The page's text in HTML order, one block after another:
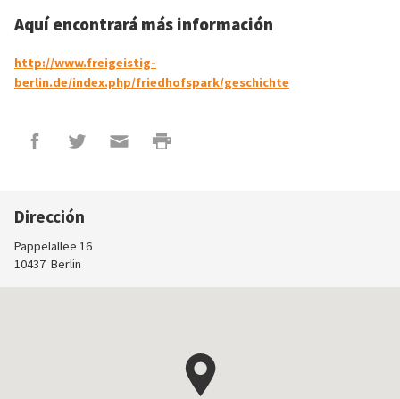
Aquí encontrará más información
http://www.freigeistig-
berlin.de/index.php/friedhofspark/geschichte
Dirección
Pappelallee 16
10437 Berlin